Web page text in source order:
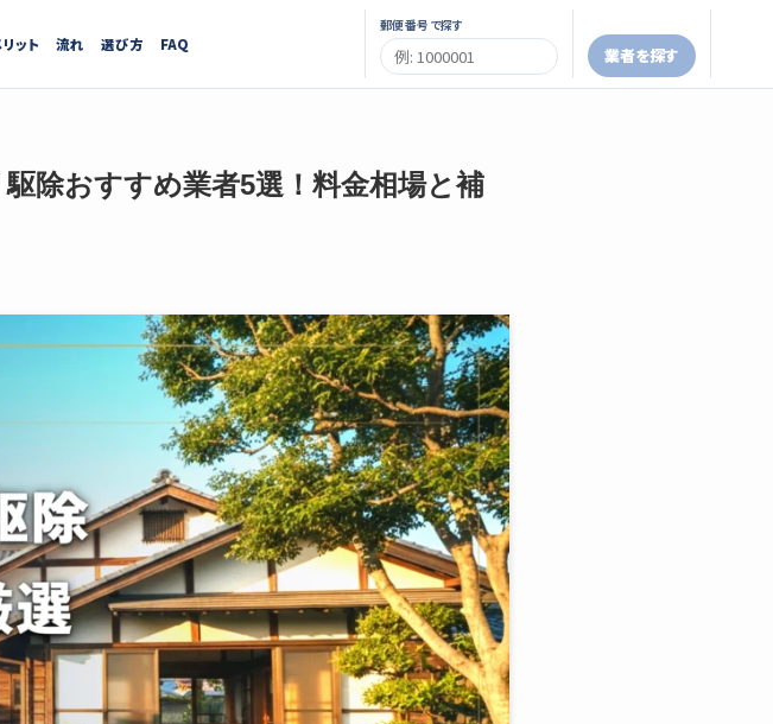
リット 流れ 選び方 FAQ
郵便番号で探す
業者を探す
除おすすめ業者5選！料金相場と補